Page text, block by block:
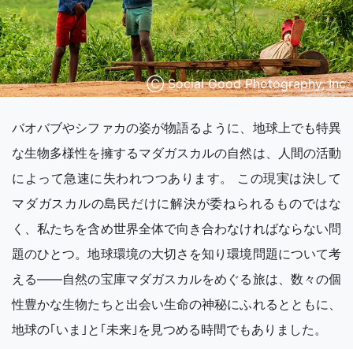
Ⓒ Social Good Photography, Inc.
バオバブやシファカの姿が物語るように、地球上でも特異
な生物多様性を擁するマダガスカルの自然は、人間の活動
によって急速に失われつつあります。 この現実は決して
マダガスカルの島民だけに解決が委ねられるものではな
く、私たちを含め世界全体で向き合わなければならない問
題のひとつ。地球環境の大切さを知り環境問題について考
える——自然の宝庫マダガスカルをめぐる旅は、数々の個
性豊かな生物たちと出会い生命の神秘にふれるとともに、
地球の｢いま｣と｢未来｣を見つめる時間でもありました。